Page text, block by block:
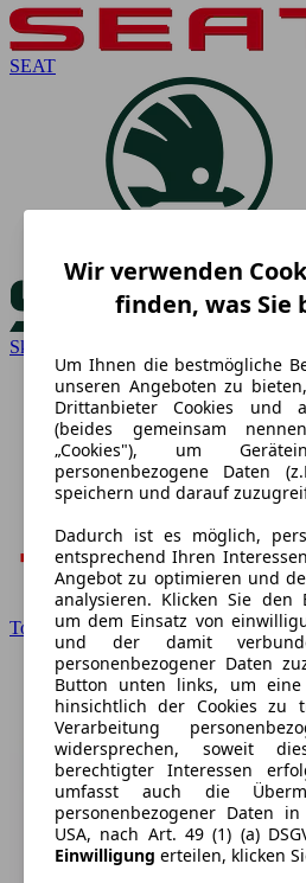
SEAT
Skoda
Toyota
Wir verwenden
finden, was Sie
Um Ihnen die bestmögliche
unseren Angeboten zu
Drittanbieter Cookies und
(beides gemeinsam
„Cookies"), um
personenbezogene Daten
speichern und darauf
Dadurch ist es möglich,
entsprechend Ihren
Angebot zu optimieren und
analysieren. Klicken Sie den
um dem Einsatz von
und der damit
personenbezogener Daten
Button unten links, um eine
hinsichtlich der Cookies zu
Verarbeitung
widersprechen, soweit
berechtigter Interessen
umfasst auch die
personenbezogener Daten
USA, nach Art. 49 (1) (a)
Einwilligung erteilen, klicken